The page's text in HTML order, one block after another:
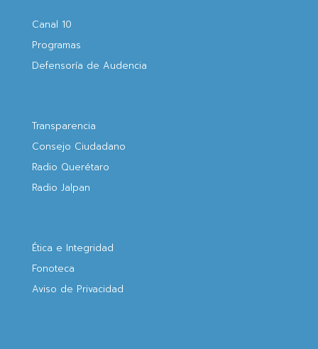
Canal 10
Programas
Defensoría de Audencia
Transparencia
Consejo Ciudadano
Radio Querétaro
Radio Jalpan
Ética e Integridad
Fonoteca
Aviso de Privacidad